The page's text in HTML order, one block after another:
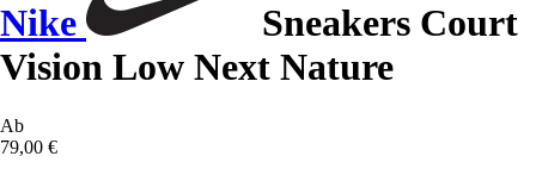
Nike
Sneakers Court
Vision Low Next Nature
Ab
79,00 €